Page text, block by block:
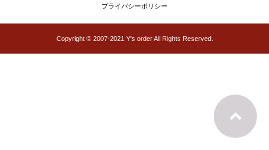
プライバシーポリシー
Copyright © 2007-2021 Y's order All Rights Reserved.